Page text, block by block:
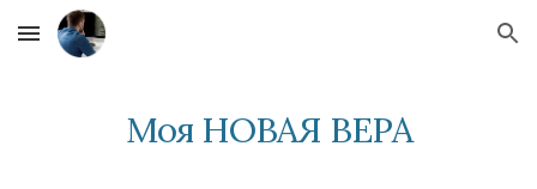
Skip to main content Skip to navigation
Моя НОВАЯ ВЕРА